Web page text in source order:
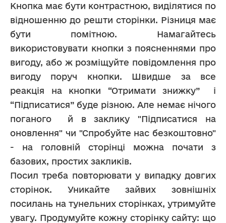
Кнопка має бути контрастною, виділятися по
відношенню до решти сторінки. Різниця має
бути помітною. Намагайтесь
використовувати кнопки з поясненнями про
вигоду, або ж розміщуйте повідомлення про
вигоду поруч кнопки. Швидше за все
реакція на кнопки “Отримати знижку”  і
“Підписатися” буде різною. Але немає нічого
поганого  й в заклику "Підписатися на
оновлення" чи "Спробуйте нас безкоштовно"
- на головній сторінці можна почати з
базових, простих закликів.
Посил треба повторювати у випадку довгих
сторінок. Уникайте зайвих зовнішніх
посилань на тунельних сторінках, утримуйте
увагу. Продумуйте кожну сторінку сайту: що